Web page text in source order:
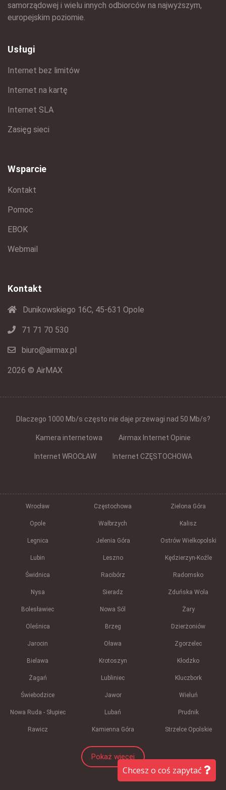
samorządowej i wielu innych odbiorców na najwyższym,
europejskim poziomie.
Usługi
Internet bez limitów
Internet na kartę
Internet SLA
Zasięg sieci
Wsparcie
Kontakt
Pomoc
EBOK
Webmail
Kontakt
Dunikowskiego 16C, 45-631 Opole
71 71 70 530
biuro@airmax.pl
2026 © AirMAX
Dlaczego 1000 Mb/s często nie daje przewagi nad 50 Mb/s?
Kamera internetowa Airmax Internet Opinie
Internet WROCŁAW Internet CZĘSTOCHOWA
Wrocław Częstochowa Zielona Góra
Opole Wałbrzych Kalisz
Legnica Jelenia Góra Ostrów Wielkopolski
Lubin Leszno Kędzierzyn-Koźle
Świdnica Racibórz Radomsko
Nysa Sieradz Zduńska Wola
Bolesławiec Nowa Sól Żary
Oleśnica Brzeg Dzierżoniów
Jarocin Oława Zgorzelec
Bielawa Krotoszyn Kłodzko
Żagań Lubliniec Kluczbork
Świebodzice Jawor Wieluń
Nowa Ruda - Słupiec Lubań Prudnik
Rawicz Kamienna Góra Strzelce Opolskie
Pokaż więcej
Chcesz o coś zapytać